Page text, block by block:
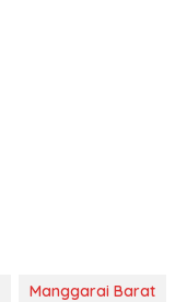
Manggarai Barat